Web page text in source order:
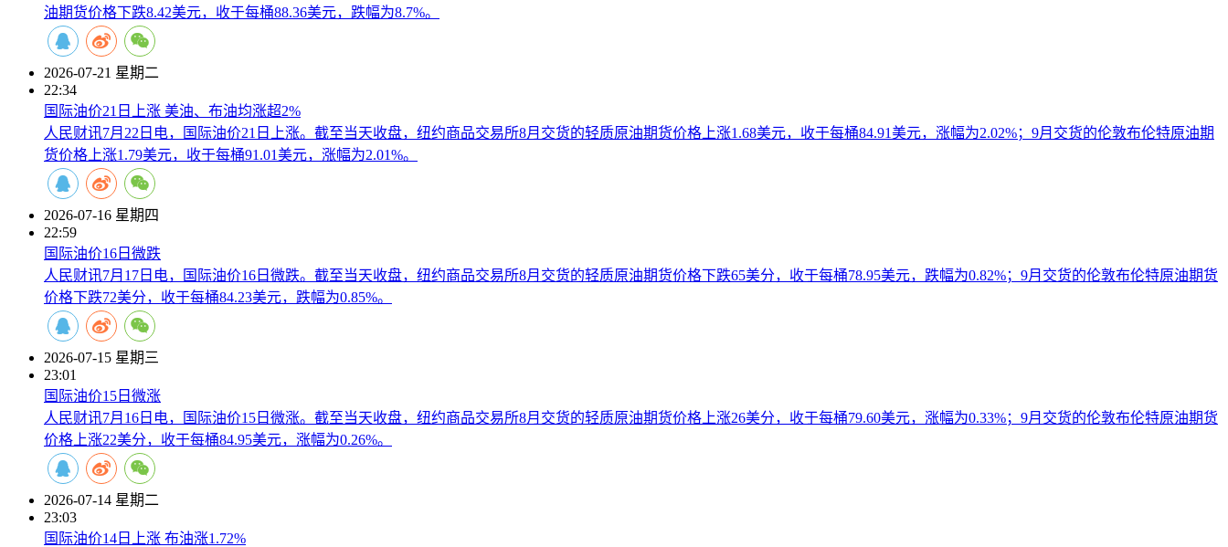
油期货价格下跌8.42美元，收于每桶88.36美元，跌幅为8.7%。
2026-07-21 星期二
22:34
国际油价21日上涨 美油、布油均涨超2%
人民财讯7月22日电，国际油价21日上涨。截至当天收盘，纽约商品交易所8月交货的轻质原油期货价格上涨1.68美元，收于每桶84.91美元，涨幅为2.02%；9月交货的伦敦布伦特原油期
货价格上涨1.79美元，收于每桶91.01美元，涨幅为2.01%。
2026-07-16 星期四
22:59
国际油价16日微跌
人民财讯7月17日电，国际油价16日微跌。截至当天收盘，纽约商品交易所8月交货的轻质原油期货价格下跌65美分，收于每桶78.95美元，跌幅为0.82%；9月交货的伦敦布伦特原油期货
价格下跌72美分，收于每桶84.23美元，跌幅为0.85%。
2026-07-15 星期三
23:01
国际油价15日微涨
人民财讯7月16日电，国际油价15日微涨。截至当天收盘，纽约商品交易所8月交货的轻质原油期货价格上涨26美分，收于每桶79.60美元，涨幅为0.33%；9月交货的伦敦布伦特原油期货
价格上涨22美分，收于每桶84.95美元，涨幅为0.26%。
2026-07-14 星期二
23:03
国际油价14日上涨 布油涨1.72%